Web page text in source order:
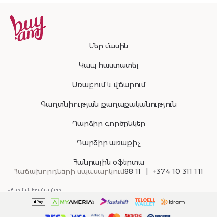
Մեր մասին
Կապ հաստատել
Առաքում և վճարում
Գաղտնիության քաղաքականություն
Դարձիր գործընկեր
Դարձիր առաքիչ
Հանրային օֆերտա
Հաճախորդների սպասարկում88 11 +374 10 311 111
Վճարման եղանակներ